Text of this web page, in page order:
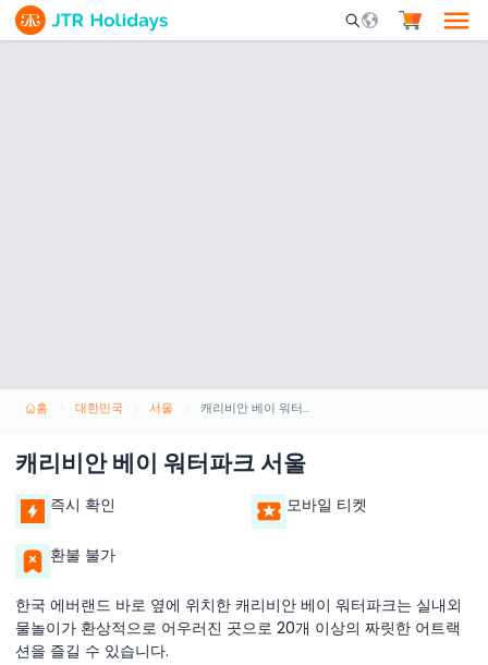
Mobile Search
홈 대한민국 서울 캐리비안 베이 워터파크 서울
캐리비안 베이 워터파크 서울
즉시 확인 모바일 티켓
환불 불가
한국 에버랜드 바로 옆에 위치한 캐리비안 베이 워터파크는 실내외
물놀이가 환상적으로 어우러진 곳으로 20개 이상의 짜릿한 어트랙
션을 즐길 수 있습니다.